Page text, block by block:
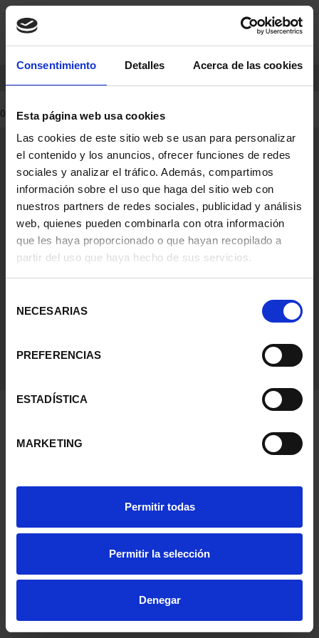
Consentimiento Detalles Acerca de las cookies
Esta página web usa cookies
Las cookies de este sitio web se usan para personalizar
el contenido y los anuncios, ofrecer funciones de redes
sociales y analizar el tráfico. Además, compartimos
información sobre el uso que haga del sitio web con
nuestros partners de redes sociales, publicidad y análisis
web, quienes pueden combinarla con otra información
que les haya proporcionado o que hayan recopilado a
partir del uso que haya hecho de sus servicios.
NECESARIAS
PREFERENCIAS
ESTADÍSTICA
MARKETING
Permitir todas
Permitir la selección
Denegar
saltar
contenido
Saltar
men
0
0 Productos encontrados
Información General
Contacto
Preguntas Frequentes (FAQs)
Aviso Legal
Condiciones Legales